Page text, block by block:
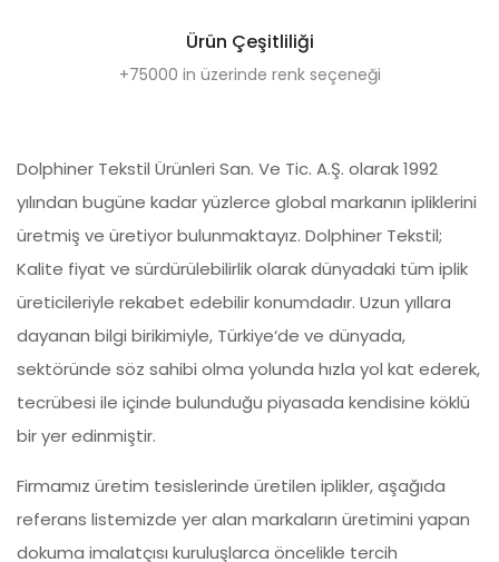
Ürün Çeşitliliği
+75000 in üzerinde renk seçeneği
Dolphiner Tekstil Ürünleri San. Ve Tic. A.Ş. olarak 1992
yılından bugüne kadar yüzlerce global markanın ipliklerini
üretmiş ve üretiyor bulunmaktayız. Dolphiner Tekstil;
Kalite fiyat ve sürdürülebilirlik olarak dünyadaki tüm iplik
üreticileriyle rekabet edebilir konumdadır. Uzun yıllara
dayanan bilgi birikimiyle, Türkiye‘de ve dünyada,
sektöründe söz sahibi olma yolunda hızla yol kat ederek,
tecrübesi ile içinde bulunduğu piyasada kendisine köklü
bir yer edinmiştir.
Firmamız üretim tesislerinde üretilen iplikler, aşağıda
referans listemizde yer alan markaların üretimini yapan
dokuma imalatçısı kuruluşlarca öncelikle tercih